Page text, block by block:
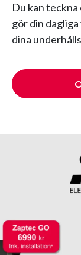
Du kan
gör din
dina